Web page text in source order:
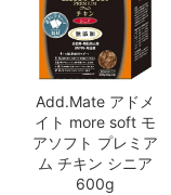
Add.Mate アドメ
イト more soft モ
アソフト プレミア
ム チキン シニア
600g